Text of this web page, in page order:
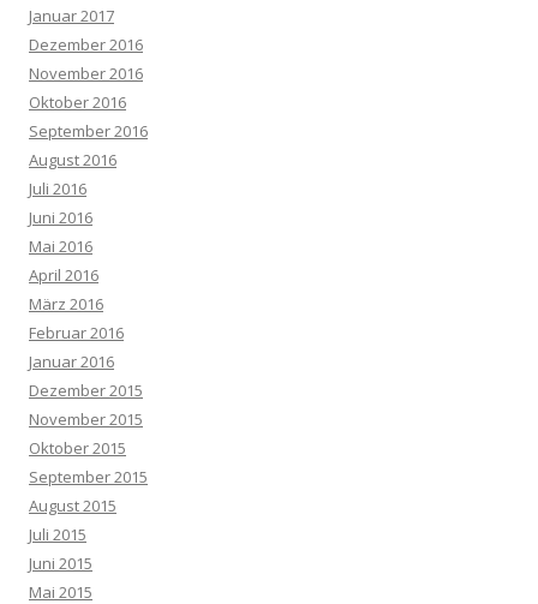
Januar 2017
Dezember 2016
November 2016
Oktober 2016
September 2016
August 2016
Juli 2016
Juni 2016
Mai 2016
April 2016
März 2016
Februar 2016
Januar 2016
Dezember 2015
November 2015
Oktober 2015
September 2015
August 2015
Juli 2015
Juni 2015
Mai 2015